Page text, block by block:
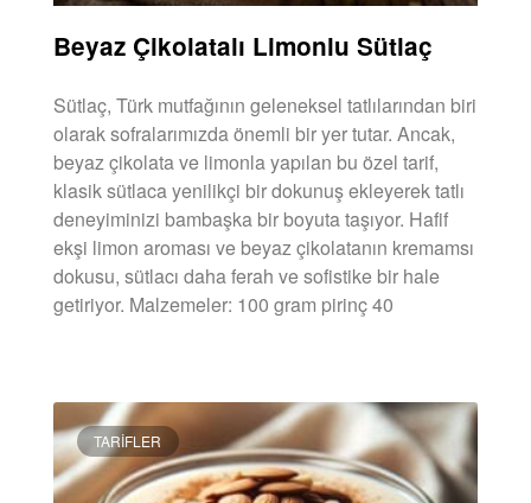
Beyaz Çikolatalı Limonlu Sütlaç
Sütlaç, Türk mutfağının geleneksel tatlılarından biri
olarak sofralarımızda önemli bir yer tutar. Ancak,
beyaz çikolata ve limonla yapılan bu özel tarif,
klasik sütlaca yenilikçi bir dokunuş ekleyerek tatlı
deneyiminizi bambaşka bir boyuta taşıyor. Hafif
ekşi limon aroması ve beyaz çikolatanın kremamsı
dokusu, sütlacı daha ferah ve sofistike bir hale
getiriyor. Malzemeler: 100 gram pirinç 40
TARIFLER